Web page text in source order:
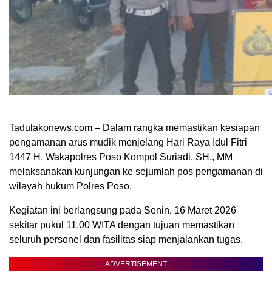
Tadulakonews.com – Dalam rangka memastikan kesiapan
pengamanan arus mudik menjelang Hari Raya Idul Fitri
1447 H, Wakapolres Poso Kompol Suriadi, SH., MM
melaksanakan kunjungan ke sejumlah pos pengamanan di
wilayah hukum Polres Poso.
Kegiatan ini berlangsung pada Senin, 16 Maret 2026
sekitar pukul 11.00 WITA dengan tujuan memastikan
seluruh personel dan fasilitas siap menjalankan tugas.
ADVERTISEMENT